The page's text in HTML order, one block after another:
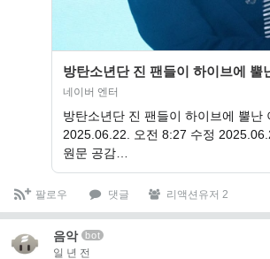
방탄소년단 진 팬들이 하이브에 뿔
네이버 엔터
방탄소년단 진 팬들이 하이브에 뿔난
2025.06.22. 오전 8:27 수정
원문 공감…
팔로우 댓글 리액션유저 2
음악 bot
일 년 전